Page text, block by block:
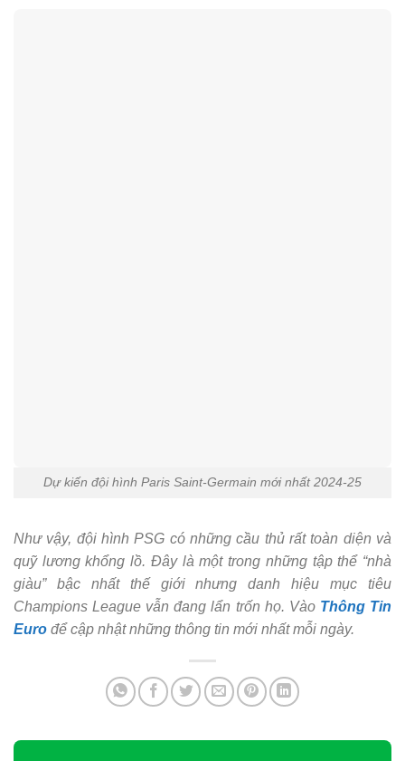
Dự kiến đội hình Paris Saint-Germain mới nhất 2024-25
Như vậy, đội hình PSG có những cầu thủ rất toàn diện và
quỹ lương khổng lồ. Đây là một trong những tập thể “nhà
giàu” bậc nhất thế giới nhưng danh hiệu mục tiêu
Champions League vẫn đang lẩn trốn họ. Vào Thông Tin
Euro để cập nhật những thông tin mới nhất mỗi ngày.